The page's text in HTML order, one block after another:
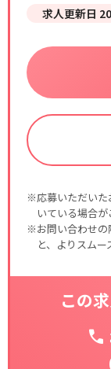
求人更新日
※応募いただいた
いている場合が
※お問い合わせの
と、よりスムー
この